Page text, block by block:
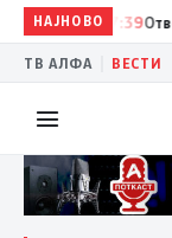
НАЈНОВО
17:39
ТВ АЛФА ВЕСТИ